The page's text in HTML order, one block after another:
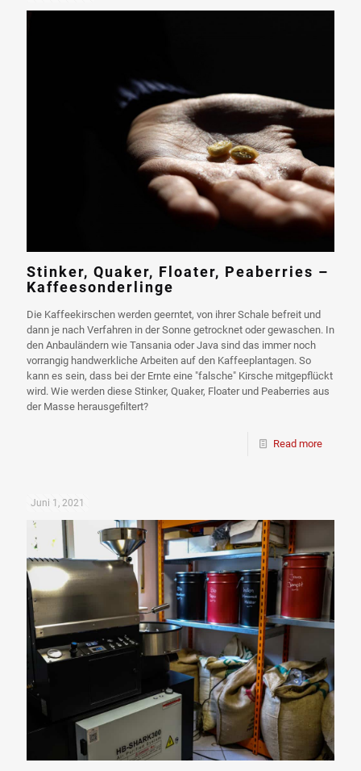
Stinker, Quaker, Floater, Peaberries –
Kaffeesonderlinge
Die Kaffeekirschen werden geerntet, von ihrer Schale befreit und
dann je nach Verfahren in der Sonne getrocknet oder gewaschen. In
den Anbauländern wie Tansania oder Java sind das immer noch
vorrangig handwerkliche Arbeiten auf den Kaffeeplantagen. So
kann es sein, dass bei der Ernte eine "falsche" Kirsche mitgepflückt
wird. Wie werden diese Stinker, Quaker, Floater und Peaberries aus
der Masse herausgefiltert?
Read more
Juni 1, 2021